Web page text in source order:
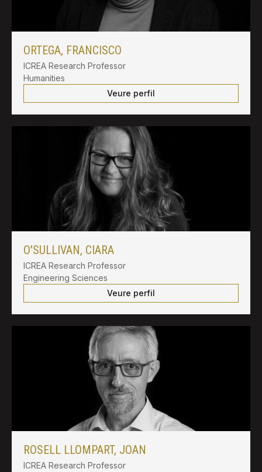
ORTEGA, FRANCISCO
ICREA Research Professor
Humanities
Veure perfil
O'SULLIVAN, CIARA
ICREA Research Professor
Engineering Sciences
Veure perfil
ROSELL LLOMPART, JOAN
ICREA Research Professor